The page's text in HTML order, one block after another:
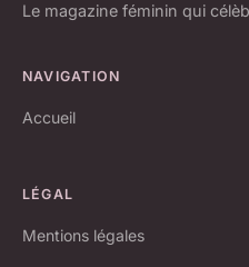
Le magazine féminin qui
NAVIGATION
Accueil
LÉGAL
Mentions légales